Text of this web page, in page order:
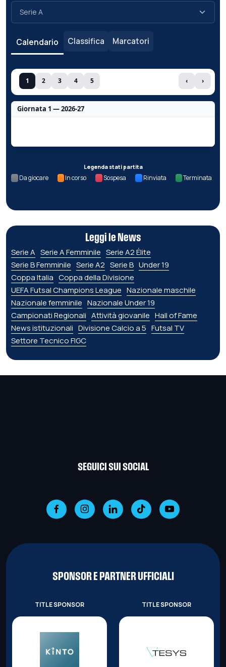
Calendario Classifica Marcatori
1 2 3 4 5 ‹ ›
Giornata 1 — 2026-27
Legenda stati partita
Da giocare In corso Sospesa Rinviata Terminata
Leggi le News
Serie A Serie A Femminile Serie A2 Élite
Serie B Femminile Serie A2 Serie B Under 19
Coppa Italia Coppa della Divisione
UEFA Futsal Champions League Nazionale maschile
Nazionale femminile Nazionale Under 19
Campionati Regionali Attività giovanile Hall of Fame
News istituzionali Divisione Calcio a 5 Futsal TV
Settore Tecnico FIGC
SEGUICI SUI SOCIAL
SPONSOR E PARTNER UFFICIALI
TITLE SPONSOR TITLE SPONSOR